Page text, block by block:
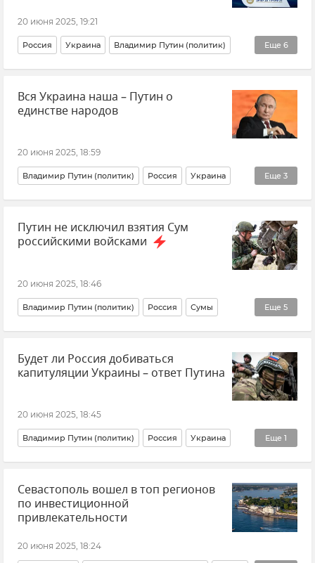
20 июня 2025, 19:21
Еще 6
Россия Украина Владимир Путин (политик)
Ядерное оружие "Грязная" бомба Безопасность
ПМЭФ Новости Новости СВО
Вся Украина наша – Путин о
единстве народов
20 июня 2025, 18:59
Еще 3
Владимир Путин (политик) Россия Украина
Новости СВО Новости ПМЭФ
Путин не исключил взятия Сум
российскими войсками
20 июня 2025, 18:46
Еще 5
Владимир Путин (политик) Россия Сумы
Сумская область Новости СВО Новости
Украина Вооруженные силы России
Будет ли Россия добиваться
капитуляции Украины – ответ Путина
20 июня 2025, 18:45
Еще 1
Владимир Путин (политик) Россия Украина
Новости СВО
Севастополь вошел в топ регионов
по инвестиционной
привлекательности
20 июня 2025, 18:24